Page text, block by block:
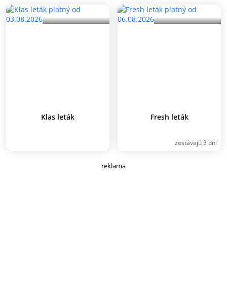
Klas leták Fresh leták
zostávajú 3 dni
reklama